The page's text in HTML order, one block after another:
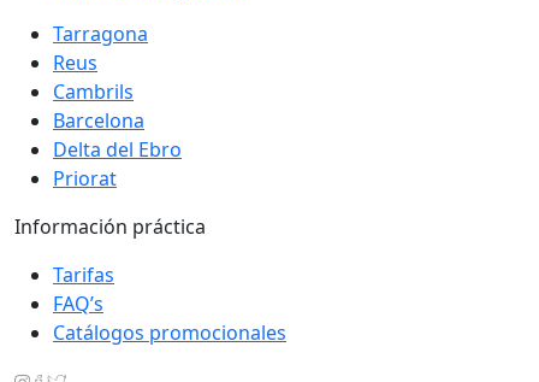
Tarragona
Reus
Cambrils
Barcelona
Delta del Ebro
Priorat
Información práctica
Tarifas
FAQ’s
Catálogos promocionales